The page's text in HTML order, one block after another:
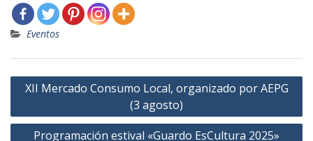
Eventos
Navegación
entradas
XII Mercado Consumo Local, organizado por AEPG
(3 agosto)
Programación estival «Guardo EsCultura 2025»